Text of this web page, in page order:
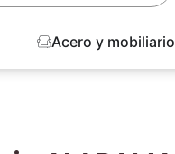
Acero y mobiliario